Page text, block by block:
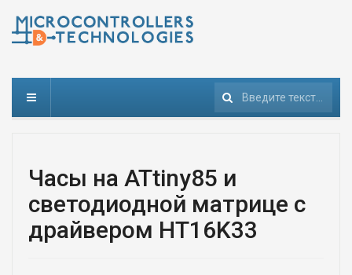
Поиск
Часы на ATtiny85 и
светодиодной матрице с
драйвером HT16K33